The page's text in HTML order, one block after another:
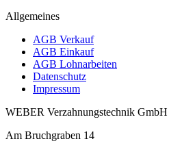
Allgemeines
AGB Verkauf
AGB Einkauf
AGB Lohnarbeiten
Datenschutz
Impressum
WEBER Verzahnungstechnik GmbH
Am Bruchgraben 14